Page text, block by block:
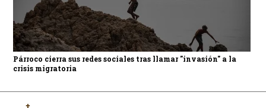
Párroco cierra sus redes sociales tras llamar "invasión" a la
crisis migratoria